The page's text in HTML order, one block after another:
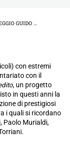
GUIDO …
con estremi
con il
, un progetto
in questi anni la
di prestigiosi
i quali si ricordano
Paolo Murialdi,